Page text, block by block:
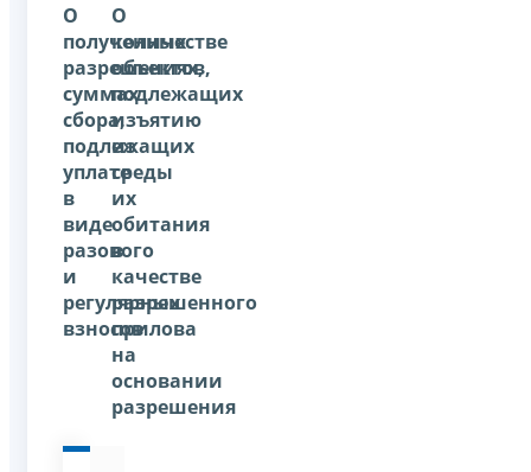
О
полученных
разрешениях,
суммах
сбора,
подлежащих
уплате
в
виде
разового
и
регулярных
взносов
О
количестве
объектов,
подлежащих
изъятию
из
среды
их
обитания
в
качестве
разрешенного
прилова
на
основании
разрешения